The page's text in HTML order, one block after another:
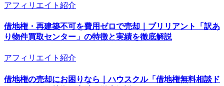
アフィリエイト紹介
借地権・再建築不可を費用ゼロで売却｜ブリリアント「訳あ
り物件買取センター」の特徴と実績を徹底解説
アフィリエイト紹介
借地権の売却にお困りなら｜ハウスクル「借地権無料相談ド